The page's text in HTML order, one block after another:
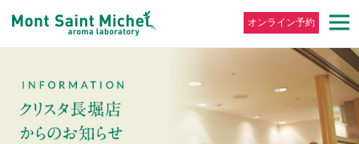
オンライン予約